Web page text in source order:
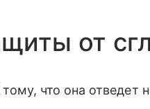
от
что она отведет